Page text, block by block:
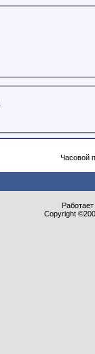
Часовой
Copyright